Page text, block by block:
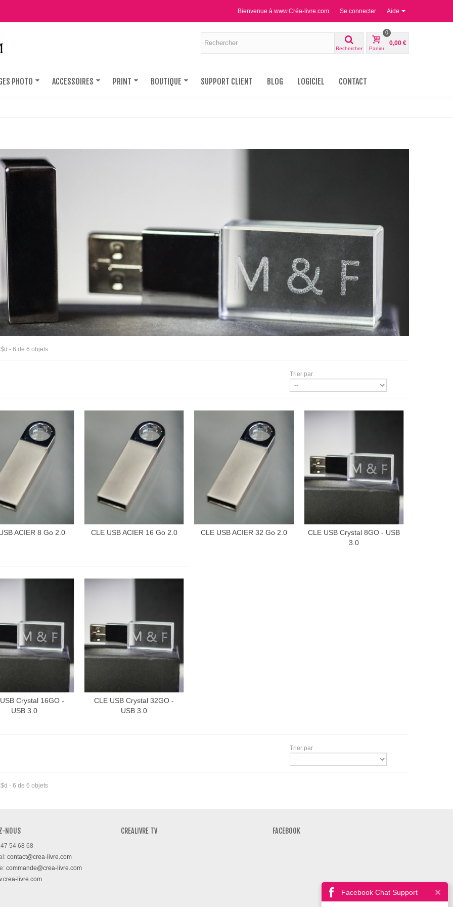
Aide
Bienvenue à www.Créa-livre.com Se connecter
Rechercher Panier
0
0,00 €
PHOTO ACCESSOIRES PRINT BOUTIQUE SUPPORT CLIENT BLOG LOGICIEL CONTACT
- 6 de 6 objets
Trier par
Vue rapide
ACIER 8 Go 2.0 Vue rapide
CLE USB ACIER 16 Go 2.0 Vue rapide
CLE USB ACIER 32 Go 2.0 Vue rapide
CLE USB Crystal 8GO - USB
3.0
Vue rapide
Crystal 16GO -
USB 3.0
Vue rapide
CLE USB Crystal 32GO -
USB 3.0
Trier par
- 6 de 6 objets
NOUS
54 68 68
contact@crea-livre.com
commande@crea-livre.com
livre.com
CREALIVRE TV FACEBOOK
Facebook Chat Support